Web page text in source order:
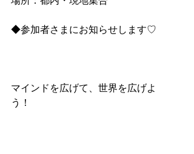
◆参加者さまにお知らせします♡
マインドを広げて、世界を広げよ
う！